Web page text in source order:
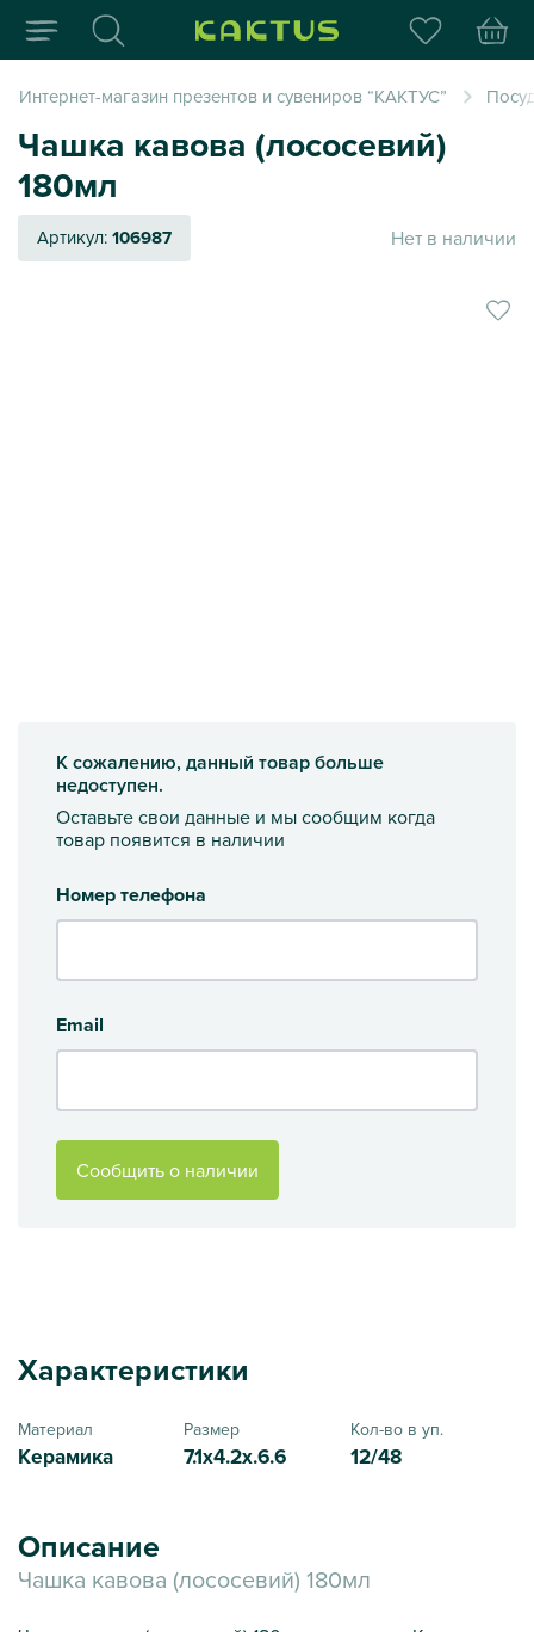
Интернет-магазин
Интернет-магазин презентов и сувениров “КАКТУС”
Чашка кавова (лососевий)
180мл
Артикул:106987 Нет в наличии
К сожалению, данный товар больше
недоступен.
Оставьте свои данные и мы сообщим когда
товар появится в наличии
Номер телефона
Email
Сообщить о наличии
Характеристики
Материал
Керамика
Размер
7.1x4.2x.6.6
Кол-во в уп.
12/48
Описание
Чашка кавова (лососевий) 180мл